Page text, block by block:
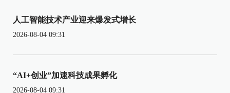
人工智能技术产业迎来爆发式增长
2026-08-04 09:31
“AI+创业”加速科技成果孵化
2026-08-04 09:31